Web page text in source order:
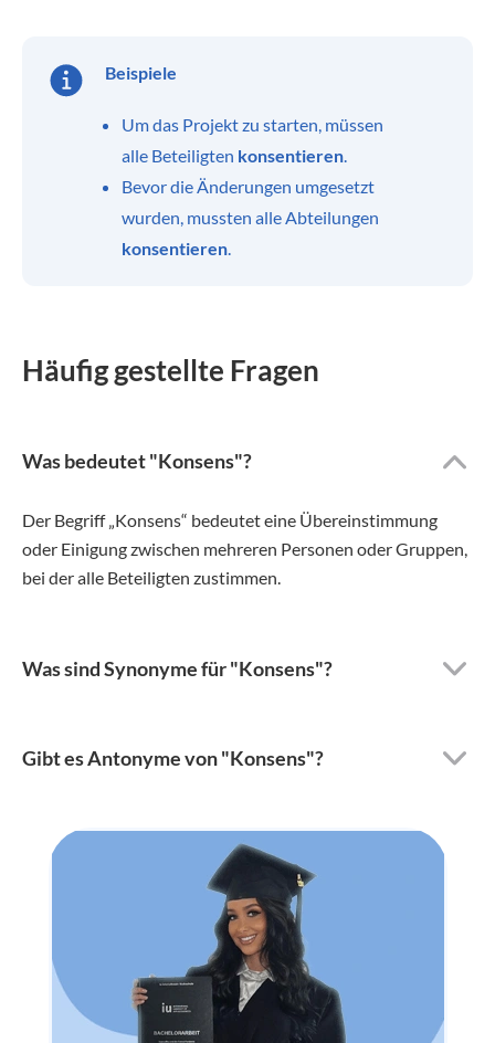
Beispiele
Um das Projekt zu starten, müssen
alle Beteiligten konsentieren.
Bevor die Änderungen umgesetzt
wurden, mussten alle Abteilungen
konsentieren.
Häufig gestellte Fragen
Was bedeutet "Konsens"?
Der Begriff „Konsens“ bedeutet eine Übereinstimmung
oder Einigung zwischen mehreren Personen oder Gruppen,
bei der alle Beteiligten zustimmen.
Was sind Synonyme für "Konsens"?
Gibt es Antonyme von "Konsens"?